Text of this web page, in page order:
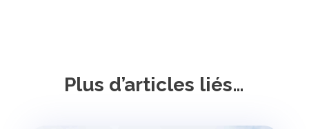
Plus d’articles liés…